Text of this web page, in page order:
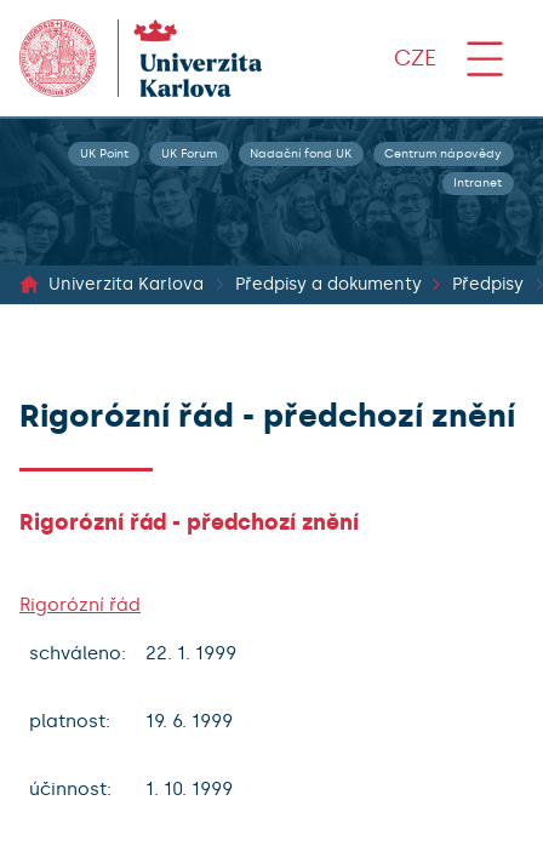
CZE
UK Point UK Forum Nadační fond UK Centrum nápovědy
Intranet
Univerzita Karlova Předpisy a dokumenty Předpisy
Rigorózní řád - předchozí znění
Rigorózní řád - předchozí znění
Rigorózní řád
schváleno: 22. 1. 1999
platnost: 19. 6. 1999
účinnost: 1. 10. 1999